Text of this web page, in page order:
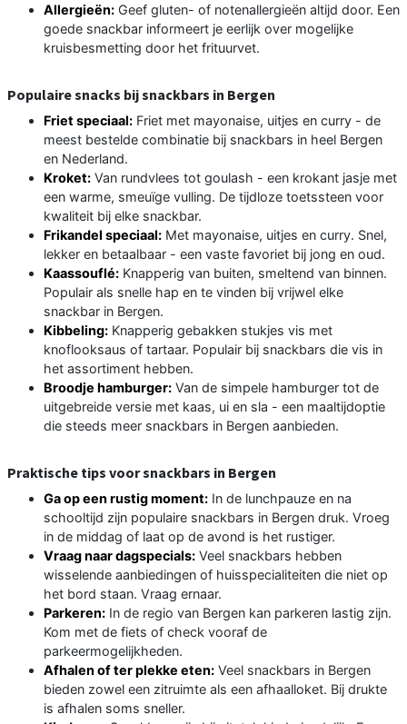
Allergieën: Geef gluten- of notenallergieën altijd door. Een
goede snackbar informeert je eerlijk over mogelijke
kruisbesmetting door het frituurvet.
Populaire snacks bij snackbars in Bergen
Friet speciaal: Friet met mayonaise, uitjes en curry - de
meest bestelde combinatie bij snackbars in heel Bergen
en Nederland.
Kroket: Van rundvlees tot goulash - een krokant jasje met
een warme, smeuïge vulling. De tijdloze toetssteen voor
kwaliteit bij elke snackbar.
Frikandel speciaal: Met mayonaise, uitjes en curry. Snel,
lekker en betaalbaar - een vaste favoriet bij jong en oud.
Kaassouflé: Knapperig van buiten, smeltend van binnen.
Populair als snelle hap en te vinden bij vrijwel elke
snackbar in Bergen.
Kibbeling: Knapperig gebakken stukjes vis met
knoflooksaus of tartaar. Populair bij snackbars die vis in
het assortiment hebben.
Broodje hamburger: Van de simpele hamburger tot de
uitgebreide versie met kaas, ui en sla - een maaltijdoptie
die steeds meer snackbars in Bergen aanbieden.
Praktische tips voor snackbars in Bergen
Ga op een rustig moment: In de lunchpauze en na
schooltijd zijn populaire snackbars in Bergen druk. Vroeg
in de middag of laat op de avond is het rustiger.
Vraag naar dagspecials: Veel snackbars hebben
wisselende aanbiedingen of huisspecialiteiten die niet op
het bord staan. Vraag ernaar.
Parkeren: In de regio van Bergen kan parkeren lastig zijn.
Kom met de fiets of check vooraf de
parkeermogelijkheden.
Afhalen of ter plekke eten: Veel snackbars in Bergen
bieden zowel een zitruimte als een afhaalloket. Bij drukte
is afhalen soms sneller.